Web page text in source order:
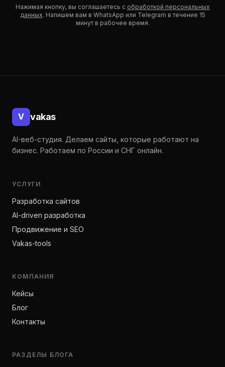
Нажимая кнопку, вы соглашаетесь с обработкой персональных
данных. Напишем вам в WhatsApp или Telegram в течение 15
минут в рабочее время.
V vakas
AI-веб-студия. Делаем сайты, которые работают на
бизнес. Работаем по России и СНГ онлайн.
УСЛУГИ
Разработка сайтов
AI-driven разработка
Продвижение и SEO
Vakas-tools
КОМПАНИЯ
Кейсы
Блог
Контакты
РАЗДЕЛЫ БЛОГА